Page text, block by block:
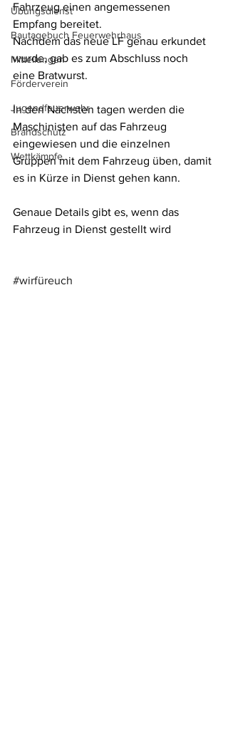
Übungsdienst
Bautagebuch Feuerwehrhaus
Mitteilungen
Förderverein
Jugendfeuerwehr
Brandschutz
Wettkämpfe
Fahrzeug einen angemessenen
Empfang bereitet.
Nachdem das neue LF genau erkundet
wurde, gab es zum Abschluss noch
eine Bratwurst.
In den Nächsten tagen werden die
Maschinisten auf das Fahrzeug
eingewiesen und die einzelnen
Gruppen mit dem Fahrzeug üben, damit
es in Kürze in Dienst gehen kann.
Genaue Details gibt es, wenn das
Fahrzeug in Dienst gestellt wird
#wirfüreuch